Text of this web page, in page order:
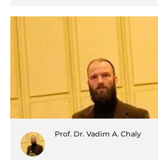
Prof. Dr. Vadim A. Chaly